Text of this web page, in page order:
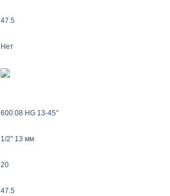
47.5
Нет
600.08 HG 13-45°
1/2" 13 мм
20
47.5